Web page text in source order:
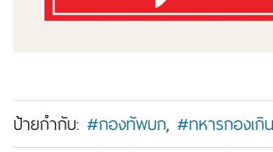
ป้ายกำกับ: #กองทัพบก, #ทหารกองเกิ